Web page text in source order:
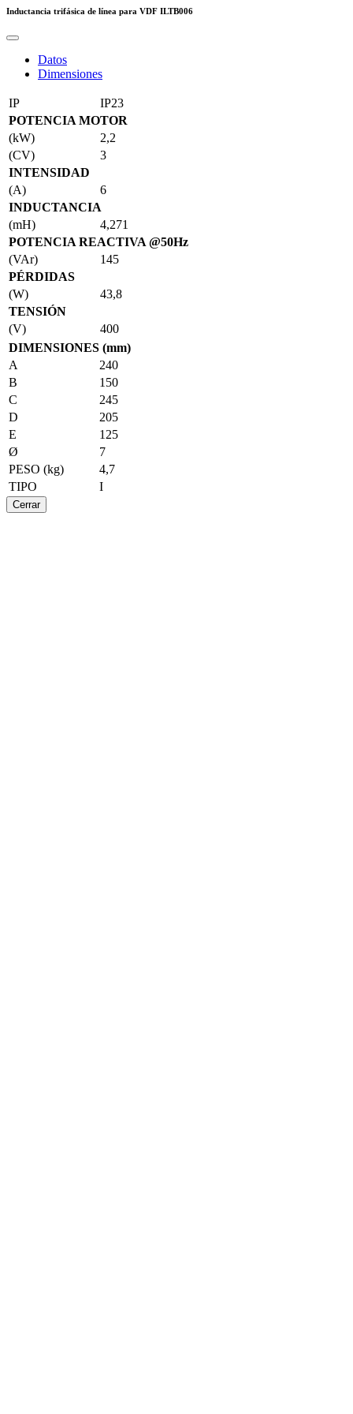
Inductancia trifásica de línea para VDF ILTB006
Datos
Dimensiones
IP
IP23
POTENCIA MOTOR
(kW)
2,2
(CV)
3
INTENSIDAD
(A)
6
INDUCTANCIA
(mH)
4,271
POTENCIA REACTIVA @50Hz
(VAr)
145
PÉRDIDAS
(W)
43,8
TENSIÓN
(V)
400
DIMENSIONES (mm)
A
240
B
150
C
245
D
205
E
125
Ø
7
PESO (kg)
4,7
TIPO
I
Cerrar